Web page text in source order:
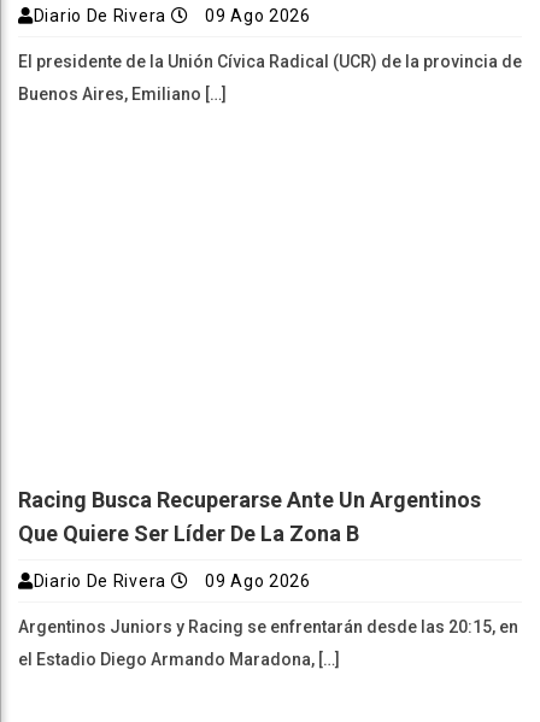
Diario De Rivera 09 Ago 2026
El presidente de la Unión Cívica Radical (UCR) de la provincia de
Buenos Aires, Emiliano […]
Racing Busca Recuperarse Ante Un Argentinos
Que Quiere Ser Líder De La Zona B
Diario De Rivera 09 Ago 2026
Argentinos Juniors y Racing se enfrentarán desde las 20:15, en
el Estadio Diego Armando Maradona, […]